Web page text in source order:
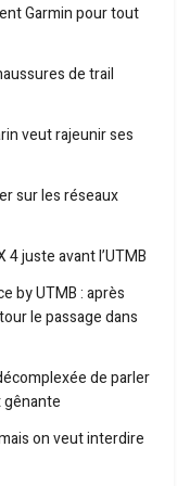
Garmin pour tout
de trail
veut rajeunir ses
sur les réseaux
4 juste avant l’UTMB
by UTMB : après
le passage dans
de parler
gênante
on veut interdire